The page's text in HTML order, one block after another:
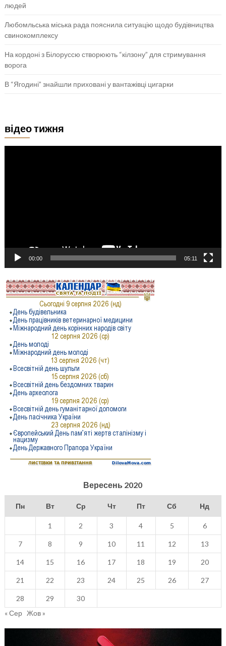
людей
Любомльська міська рада пояснила ситуацію щодо будівництва
свинокомплексу
На кордоні з Білоруссю створюють “кілзону” для стримування
ворога
В “Ягодині” знайшли приховані у вантажівці цигарки
відео тижня
00:00 05:11
Вересень 2020
Пн Вт Ср Чт Пт Сб Нд
1 2 3 4 5 6
7 8 9 10 11 12 13
14 15 16 17 18 19 20
21 22 23 24 25 26 27
28 29
30
« Сер Жов »